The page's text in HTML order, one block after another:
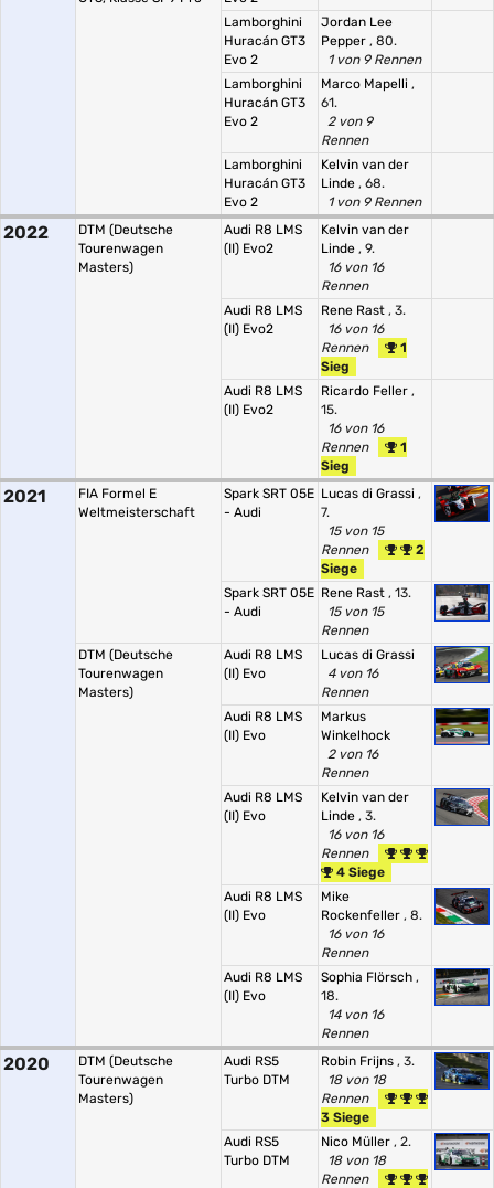
Lamborghini
Huracán GT3
Evo 2
Jordan Lee
Pepper , 80.
1 von 9 Rennen
Lamborghini
Huracán GT3
Evo 2
Marco Mapelli ,
61.
2 von 9
Rennen
Lamborghini
Huracán GT3
Evo 2
Kelvin van der
Linde , 68.
1 von 9 Rennen
2022
DTM (Deutsche
Tourenwagen
Masters)
Audi R8 LMS
(II) Evo2
Kelvin van der
Linde , 9.
16 von 16
Rennen
Audi R8 LMS
(II) Evo2
Rene Rast , 3.
16 von 16
Rennen
1
Sieg
Audi R8 LMS
(II) Evo2
Ricardo Feller ,
15.
16 von 16
Rennen
1
Sieg
2021
FIA Formel E
Weltmeisterschaft
Spark SRT 05E
- Audi
Lucas di Grassi ,
7.
15 von 15
Rennen
2
Siege
Spark SRT 05E
- Audi
Rene Rast , 13.
15 von 15
Rennen
DTM (Deutsche
Tourenwagen
Masters)
Audi R8 LMS
(II) Evo
Lucas di Grassi
4 von 16
Rennen
Audi R8 LMS
(II) Evo
Markus
Winkelhock
2 von 16
Rennen
Audi R8 LMS
(II) Evo
Kelvin van der
Linde , 3.
16 von 16
Rennen
4 Siege
Audi R8 LMS
(II) Evo
Mike
Rockenfeller , 8.
16 von 16
Rennen
Audi R8 LMS
(II) Evo
Sophia Flörsch ,
18.
14 von 16
Rennen
2020
DTM (Deutsche
Tourenwagen
Masters)
Audi RS5
Turbo DTM
Robin Frijns , 3.
18 von 18
Rennen
3 Siege
Audi RS5
Turbo DTM
Nico Müller , 2.
18 von 18
Rennen